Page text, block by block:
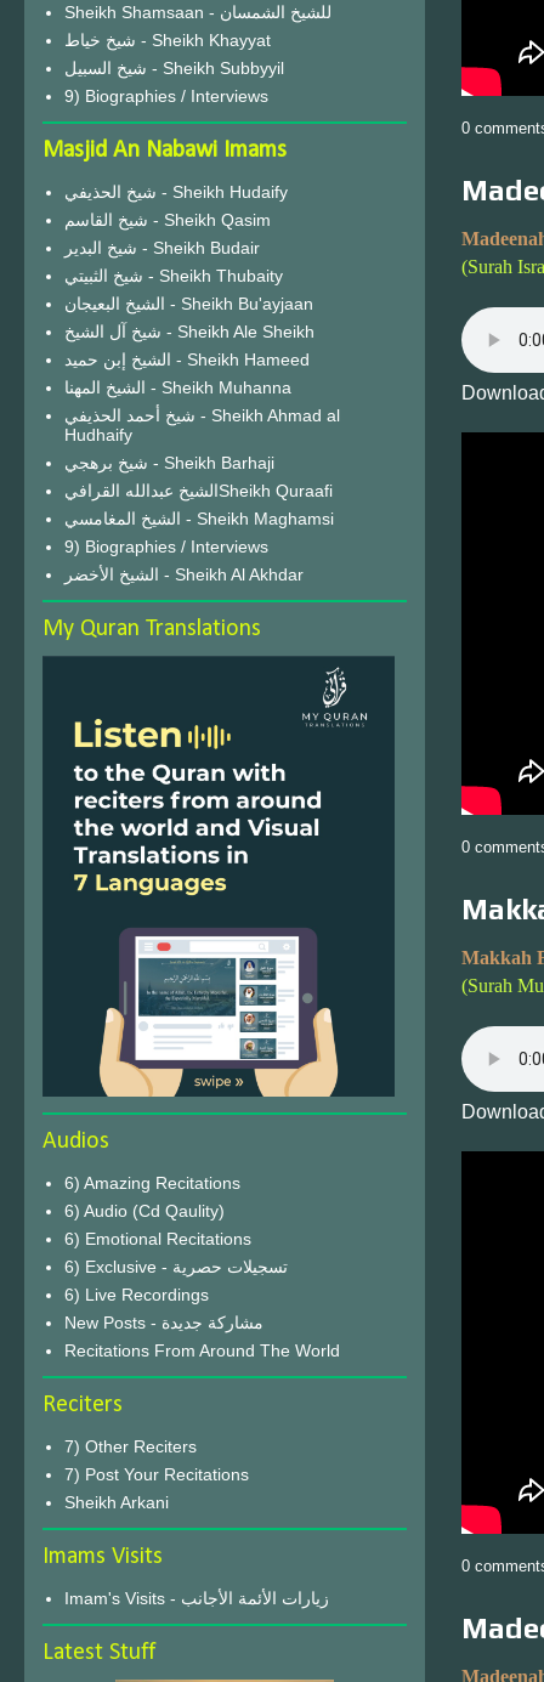
0
(Surah
0
Makkah
(Surah
0
Sheikh Shamsaan - للشيخ الشمسان
شيخ خياط - Sheikh Khayyat
شيخ السبيل - Sheikh Subbyyil
9) Biographies / Interviews
Masjid An Nabawi Imams
شيخ الحذيفي - Sheikh Hudaify
شيخ القاسم - Sheikh Qasim
شيخ البدير - Sheikh Budair
شيخ الثبيتي - Sheikh Thubaity
الشيخ البعيجان - Sheikh Bu'ayjaan
شيخ آل الشيخ - Sheikh Ale Sheikh
الشيخ إبن حميد - Sheikh Hameed
الشيخ المهنا - Sheikh Muhanna
شيخ أحمد الحذيفي - Sheikh Ahmad al
Hudhaify
شيخ برهجي - Sheikh Barhaji
الشيخ عبدالله القرافيSheikh Quraafi
الشيخ المغامسي - Sheikh Maghamsi
9) Biographies / Interviews
الشيخ الأخضر - Sheikh Al Akhdar
My Quran Translations
Audios
6) Amazing Recitations
6) Audio (Cd Qaulity)
6) Emotional Recitations
6) Exclusive - تسجيلات حصرية
6) Live Recordings
New Posts - مشاركة جديدة
Recitations From Around The World
Reciters
7) Other Reciters
7) Post Your Recitations
Sheikh Arkani
Imams Visits
Imam's Visits - زيارات الأئمة الأجانب
Latest Stuff